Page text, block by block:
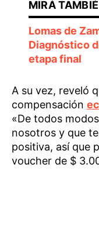
Lomas de
Diagnóstico
etapa final
A su vez, reveló
compensación
«De todos
nosotros y que
positiva, así que
voucher de $